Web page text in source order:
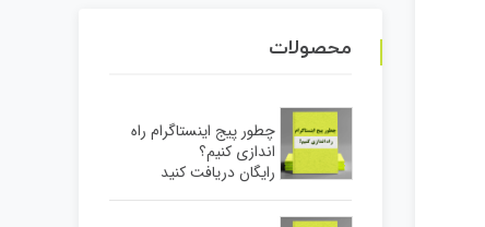
محصولات
چطور پیج اینستاگرام راه
اندازی کنیم؟
رایگان دریافت کنید